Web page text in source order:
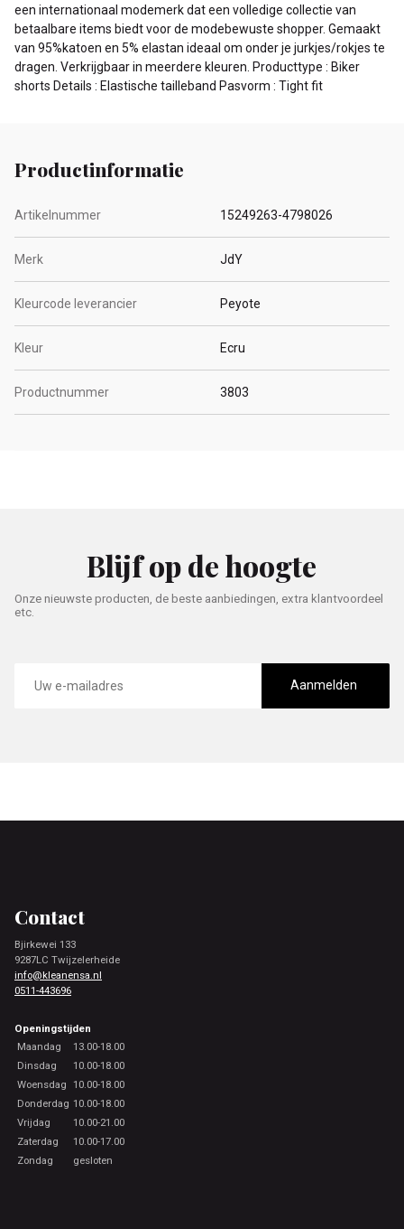
een internationaal modemerk dat een volledige collectie van
betaalbare items biedt voor de modebewuste shopper. Gemaakt
van 95%katoen en 5% elastan ideaal om onder je jurkjes/rokjes te
dragen. Verkrijgbaar in meerdere kleuren. Producttype : Biker
shorts Details : Elastische tailleband Pasvorm : Tight fit
Productinformatie
Artikelnummer 15249263-4798026
Merk JdY
Kleurcode leverancier Peyote
Kleur Ecru
Productnummer 3803
Blijf op de hoogte
Onze nieuwste producten, de beste aanbiedingen, extra klantvoordeel
etc.
mailadres
Aanmelden
Contact
Bjirkewei 133
9287LC Twijzelerheide
info@kleanensa.nl
0511-443696
Openingstijden
Maandag
13.00-18.00
Dinsdag
10.00-18.00
Woensdag 10.00-18.00
Donderdag 10.00-18.00
Vrijdag
10.00-21.00
Zaterdag
10.00-17.00
Zondag
gesloten